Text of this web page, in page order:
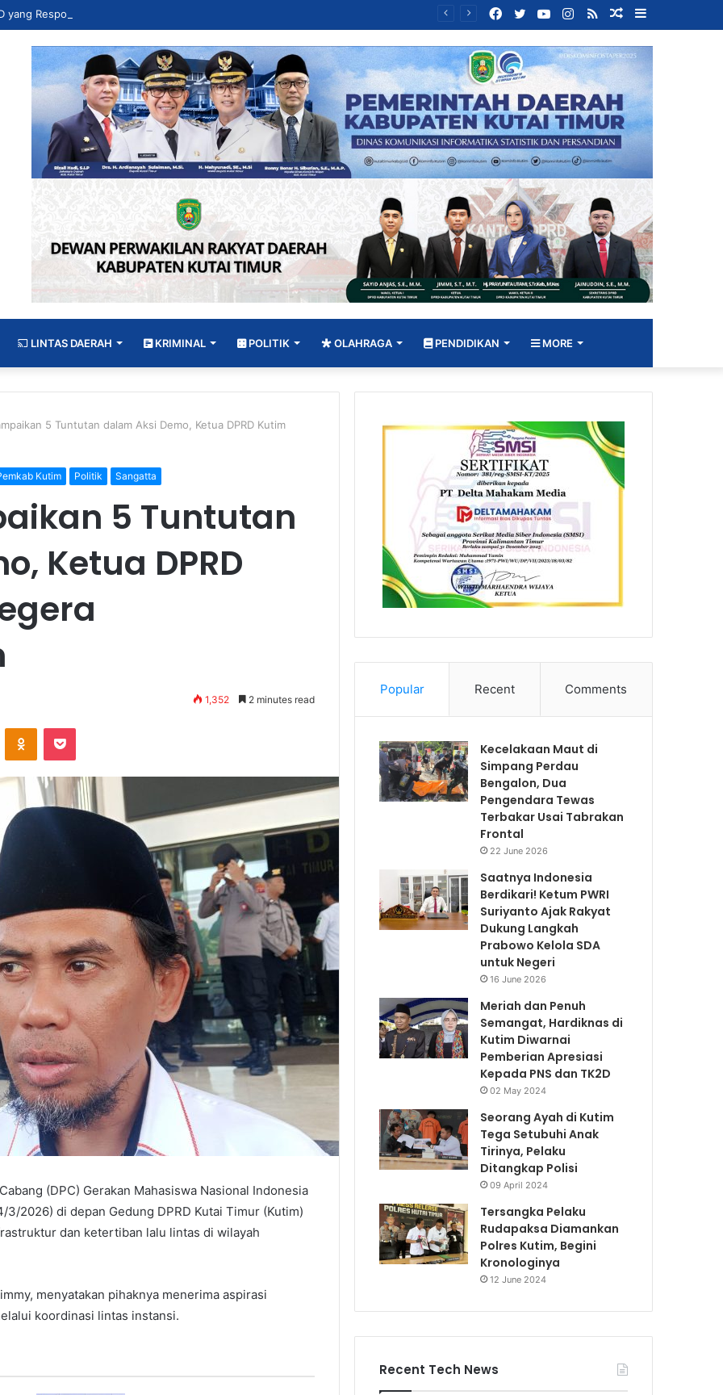
Random
Article
RSS
Instagram
YouTube
Twitter
Facebook
LINTAS DAERAH KRIMINAL POLITIK OLAHRAGA PENDIDIKAN MORE
5 Tuntutan dalam Aksi Demo, Ketua DPRD Kutim
Kutim Politik Sangatta
5 Tuntutan
Ketua DPRD
1,352 2 minutes read
(DPC) Gerakan Mahasiswa Nasional Indonesia
2026) di depan Gedung DPRD Kutai Timur (Kutim)
dan ketertiban lalu lintas di wilayah
menyatakan pihaknya menerima aspirasi
koordinasi lintas instansi.
Popular Recent Comments
Kecelakaan Maut di
Simpang Perdau
Bengalon, Dua
Pengendara Tewas
Terbakar Usai Tabrakan
Frontal
22 June 2026
Saatnya Indonesia
Berdikari! Ketum PWRI
Suriyanto Ajak Rakyat
Dukung Langkah
Prabowo Kelola SDA
untuk Negeri
16 June 2026
Meriah dan Penuh
Semangat, Hardiknas di
Kutim Diwarnai
Pemberian Apresiasi
Kepada PNS dan TK2D
02 May 2024
Seorang Ayah di Kutim
Tega Setubuhi Anak
Tirinya, Pelaku
Ditangkap Polisi
09 April 2024
Tersangka Pelaku
Rudapaksa Diamankan
Polres Kutim, Begini
Kronologinya
12 June 2024
Recent Tech News